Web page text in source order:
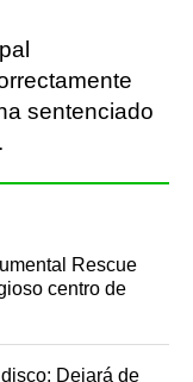
sentenciado
Rescue
centro de
Dejará de